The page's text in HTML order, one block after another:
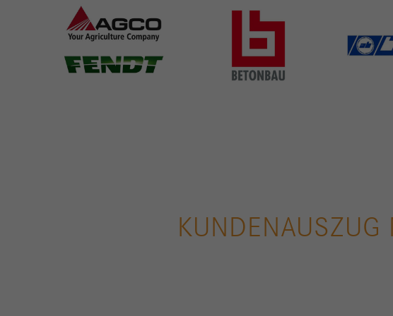
KUNDENAUSZUG